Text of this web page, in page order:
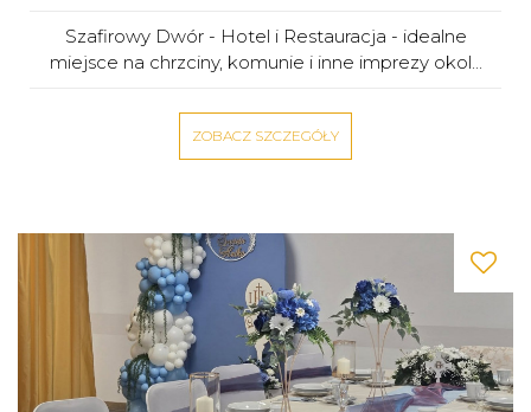
Szafirowy Dwór - Hotel i Restauracja - idealne
miejsce na chrzciny, komunie i inne imprezy okol...
ZOBACZ SZCZEGÓŁY